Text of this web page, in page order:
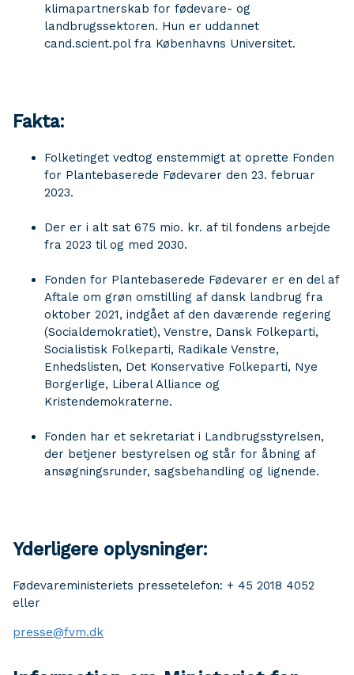
klimapartnerskab for fødevare- og
landbrugssektoren. Hun er uddannet
cand.scient.pol fra Københavns Universitet.
Fakta:
Folketinget vedtog enstemmigt at oprette Fonden
for Plantebaserede Fødevarer den 23. februar
2023.
Der er i alt sat 675 mio. kr. af til fondens arbejde
fra 2023 til og med 2030.
Fonden for Plantebaserede Fødevarer er en del af
Aftale om grøn omstilling af dansk landbrug fra
oktober 2021, indgået af den daværende regering
(Socialdemokratiet), Venstre, Dansk Folkeparti,
Socialistisk Folkeparti, Radikale Venstre,
Enhedslisten, Det Konservative Folkeparti, Nye
Borgerlige, Liberal Alliance og
Kristendemokraterne.
Fonden har et sekretariat i Landbrugsstyrelsen,
der betjener bestyrelsen og står for åbning af
ansøgningsrunder, sagsbehandling og lignende.
Yderligere oplysninger:
Fødevareministeriets pressetelefon: + 45 2018 4052
eller
presse@fvm.dk